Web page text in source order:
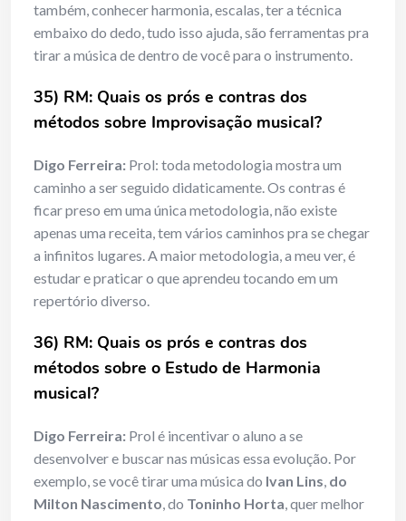
também, conhecer harmonia, escalas, ter a técnica
embaixo do dedo, tudo isso ajuda, são ferramentas pra
tirar a música de dentro de você para o instrumento.
35) RM: Quais os prós e contras dos
métodos sobre Improvisação musical?
Digo Ferreira: Prol: toda metodologia mostra um
caminho a ser seguido didaticamente. Os contras é
ficar preso em uma única metodologia, não existe
apenas uma receita, tem vários caminhos pra se chegar
a infinitos lugares. A maior metodologia, a meu ver, é
estudar e praticar o que aprendeu tocando em um
repertório diverso.
36) RM: Quais os prós e contras dos
métodos sobre o Estudo de Harmonia
musical?
Digo Ferreira: Prol é incentivar o aluno a se
desenvolver e buscar nas músicas essa evolução. Por
exemplo, se você tirar uma música do Ivan Lins, do
Milton Nascimento, do Toninho Horta, quer melhor